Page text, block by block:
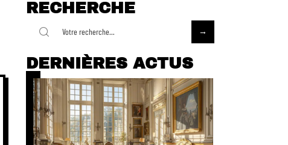
RECHERCHE
DERNIÈRES ACTUS